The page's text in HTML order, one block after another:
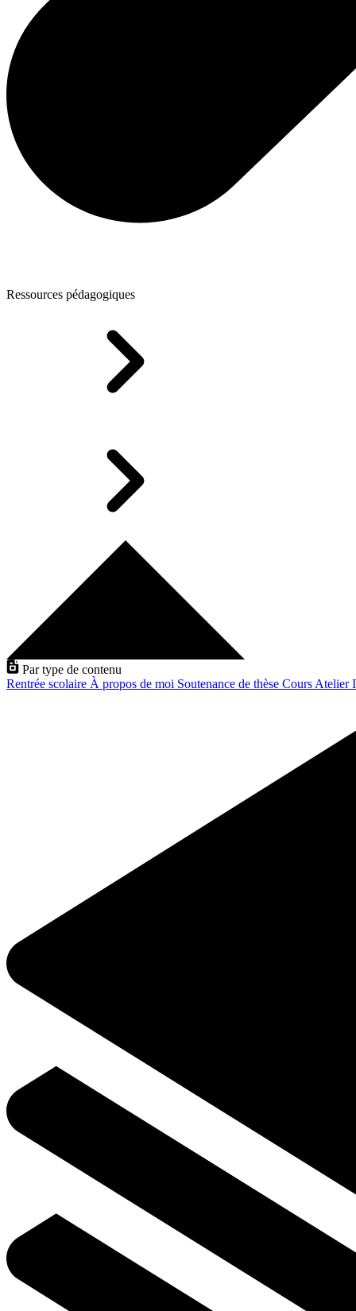
Ressources pédagogiques
Par type de contenu
Rentrée scolaire À propos de moi Soutenance de thèse Cours Atelier